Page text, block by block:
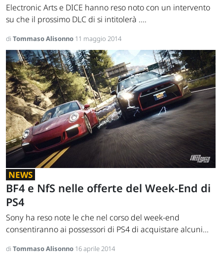
Electronic Arts e DICE hanno reso noto con un intervento
su che il prossimo DLC di si intitolerà ....
di Tommaso Alisonno 11 maggio 2014
NEWS
BF4 e NfS nelle offerte del Week-End di
PS4
Sony ha reso note le che nel corso del week-end
consentiranno ai possessori di PS4 di acquistare alcuni...
di Tommaso Alisonno 16 aprile 2014